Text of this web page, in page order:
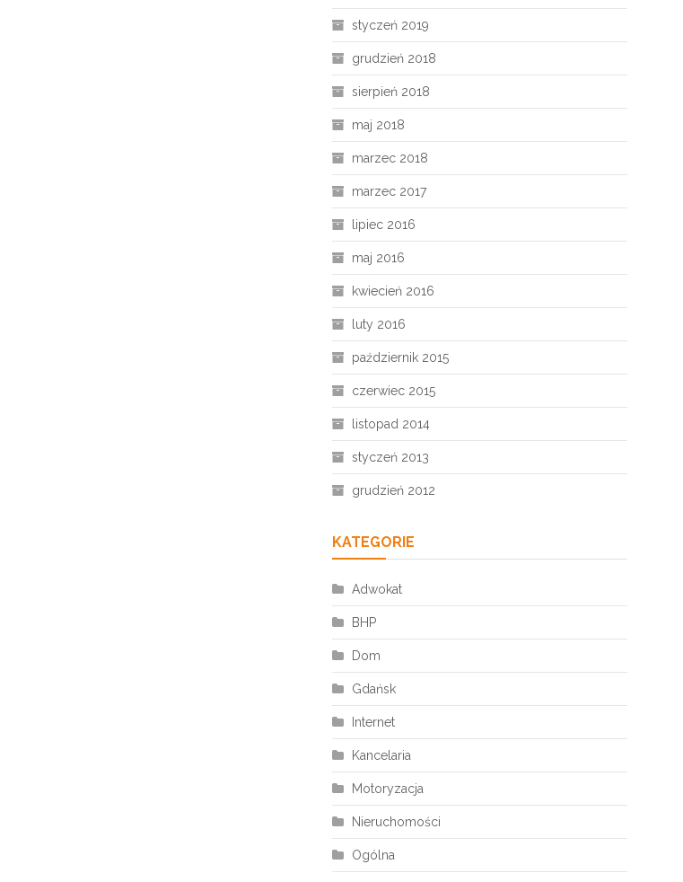
styczeń 2019
grudzień 2018
sierpień 2018
maj 2018
marzec 2018
marzec 2017
lipiec 2016
maj 2016
kwiecień 2016
luty 2016
październik 2015
czerwiec 2015
listopad 2014
styczeń 2013
grudzień 2012
KATEGORIE
Adwokat
BHP
Dom
Gdańsk
Internet
Kancelaria
Motoryzacja
Nieruchomości
Ogólna